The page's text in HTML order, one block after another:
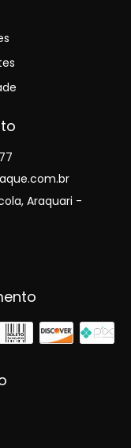
Araquari -